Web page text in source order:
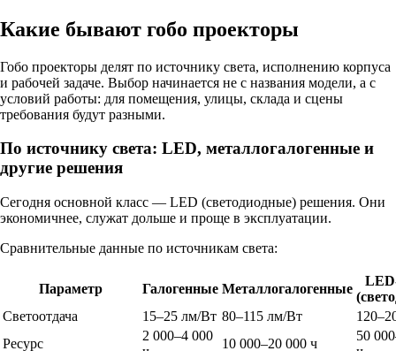
Какие бывают гобо проекторы
Гобо проекторы делят по источнику света, исполнению корпуса
и рабочей задаче. Выбор начинается не с названия модели, а с
условий работы: для помещения, улицы, склада и сцены
требования будут разными.
По источнику света: LED, металлогалогенные и
другие решения
Сегодня основной класс — LED (светодиодные) решения. Они
экономичнее, служат дольше и проще в эксплуатации.
Сравнительные данные по источникам света:
Параметр Галогенные Металлогалогенные
Светоотдача
15–25 лм/Вт 80–115 лм/Вт
Ресурс
2 000–4 000
10 000–20 000 ч
50